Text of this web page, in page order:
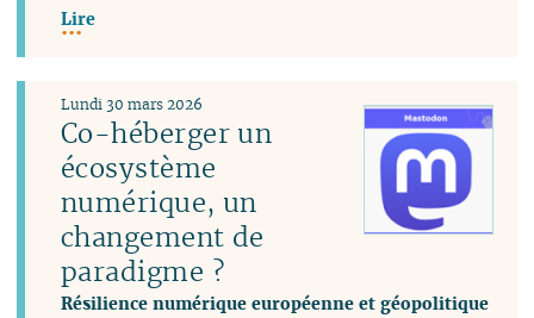
Lire
Co-héberger un
écosystème
numérique, un
changement de
paradigme ?
Résilience numérique européenne et géopolitique
Lundi 30 mars 2026